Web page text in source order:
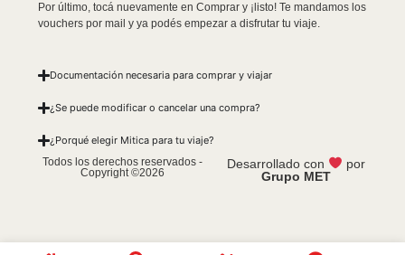
Por último, tocá nuevamente en Comprar y ¡listo! Te mandamos los
vouchers por mail y ya podés empezar a disfrutar tu viaje.
Documentación necesaria para comprar y viajar
¿Se puede modificar o cancelar una compra?
¿Porqué elegir Mitica para tu viaje?
Todos los derechos reservados -
Copyright ©2026
Desarrollado con
por
Grupo MET